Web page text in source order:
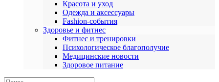
Красота и уход
Одежда и аксессуары
Fashion-события
Здоровье и фитнес
Фитнес и тренировки
Психологическое благополучие
Медицинские новости
Здоровое питание